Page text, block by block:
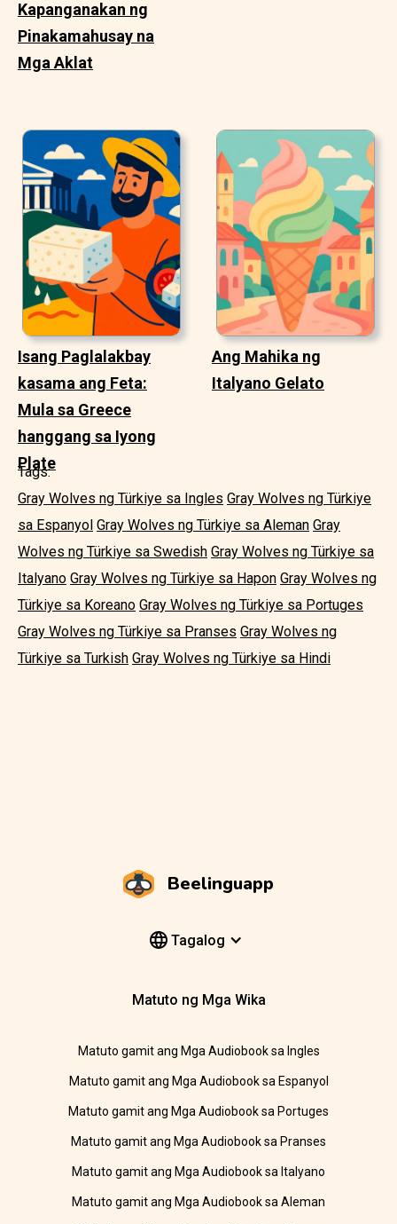
Kapanganakan ng
Pinakamahusay na
Mga Aklat
Isang Paglalakbay
kasama ang Feta:
Mula sa Greece
hanggang sa Iyong
Plate
Ang Mahika ng
Italyano Gelato
Tags:
Gray Wolves ng Türkiye sa Ingles Gray Wolves ng Türkiye
sa Espanyol Gray Wolves ng Türkiye sa Aleman Gray
Wolves ng Türkiye sa Swedish Gray Wolves ng Türkiye sa
Italyano Gray Wolves ng Türkiye sa Hapon Gray Wolves ng
Türkiye sa Koreano Gray Wolves ng Türkiye sa Portuges
Gray Wolves ng Türkiye sa Pranses Gray Wolves ng
Türkiye sa Turkish Gray Wolves ng Türkiye sa Hindi
Beelinguapp
Tagalog
Matuto ng Mga Wika
Matuto gamit ang Mga Audiobook sa Ingles
Matuto gamit ang Mga Audiobook sa Espanyol
Matuto gamit ang Mga Audiobook sa Portuges
Matuto gamit ang Mga Audiobook sa Pranses
Matuto gamit ang Mga Audiobook sa Italyano
Matuto gamit ang Mga Audiobook sa Aleman